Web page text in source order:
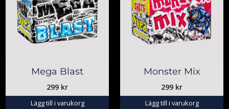
Mega Blast
299 kr
Lägg till i varukorg
Monster Mix
299 kr
Lägg till i varukorg